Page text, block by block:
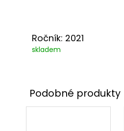
Ročník: 2021
skladem